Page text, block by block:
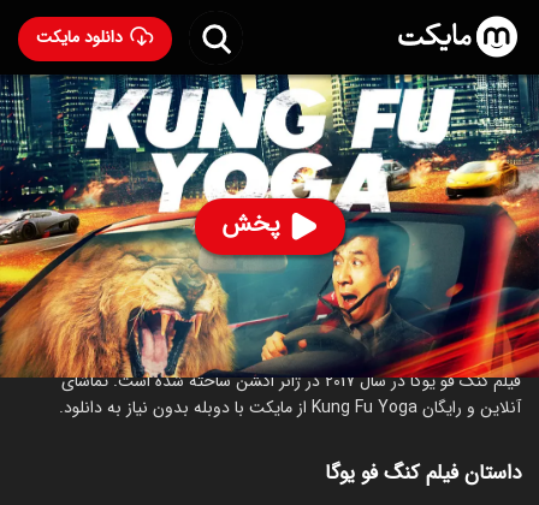
دانلود مایکت
پخش
فیلم کنگ فو یوگا با دوبله فارسی - Kung Fu Yoga 2017
۳۰۶ 81% ۵.۲
ساخت چین سال 2017
رده سنی ۱۳+
اکشن
ماجراجویی کمدی
درباره فیلم کنگ فو یوگا
فیلم کنگ فو یوگا در سال 2017 در ژانر اکشن ساخته شده است. تماشای
آنلاین و رایگان Kung Fu Yoga از مایکت با دوبله بدون نیاز به دانلود.
داستان فیلم کنگ فو یوگا